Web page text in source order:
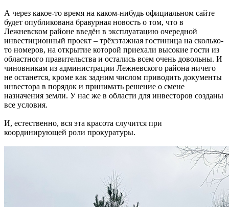
А через какое-то время на каком-нибудь официальном сайте
будет опубликована бравурная новость о том, что в
Лежневском районе введён в эксплуатацию очередной
инвестиционный проект – трёхэтажная гостиница на сколько-
то номеров, на открытие которой приехали высокие гости из
областного правительства и остались всем очень довольны. И
чиновникам из администрации Лежневского района ничего
не останется, кроме как задним числом приводить документы
инвестора в порядок и принимать решение о смене
назначения земли. У нас же в области для инвесторов созданы
все условия.
И, естественно, вся эта красота случится при
координирующей роли прокуратуры.